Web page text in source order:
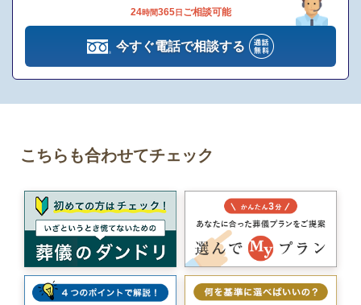
24時間365日 ご相談可能
今すぐ電話で相談する
こちらも合わせてチェック